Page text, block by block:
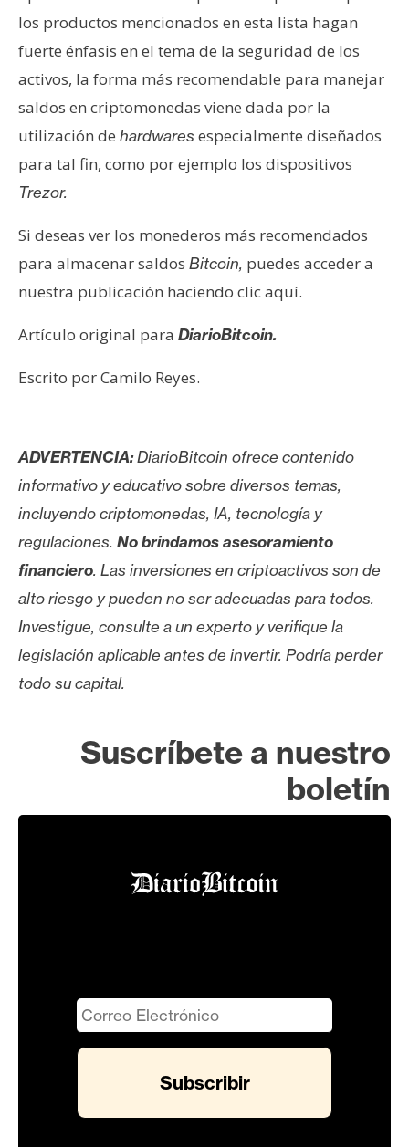
los productos mencionados en esta lista hagan
fuerte énfasis en el tema de la seguridad de los
activos, la forma más recomendable para manejar
saldos en criptomonedas viene dada por la
utilización de hardwares especialmente diseñados
para tal fin, como por ejemplo los dispositivos
Trezor.
Si deseas ver los monederos más recomendados
para almacenar saldos Bitcoin, puedes acceder a
nuestra publicación haciendo clic aquí.
Artículo original para DiarioBitcoin.
Escrito por Camilo Reyes.
ADVERTENCIA:DiarioBitcoin ofrece contenido
informativo y educativo sobre diversos temas,
incluyendo criptomonedas, IA, tecnología y
regulaciones. No brindamos asesoramiento
financiero. Las inversiones en criptoactivos son de
alto riesgo y pueden no ser adecuadas para todos.
Investigue, consulte a un experto y verifique la
legislación aplicable antes de invertir. Podría perder
todo su capital.
Suscríbete a nuestro
boletín